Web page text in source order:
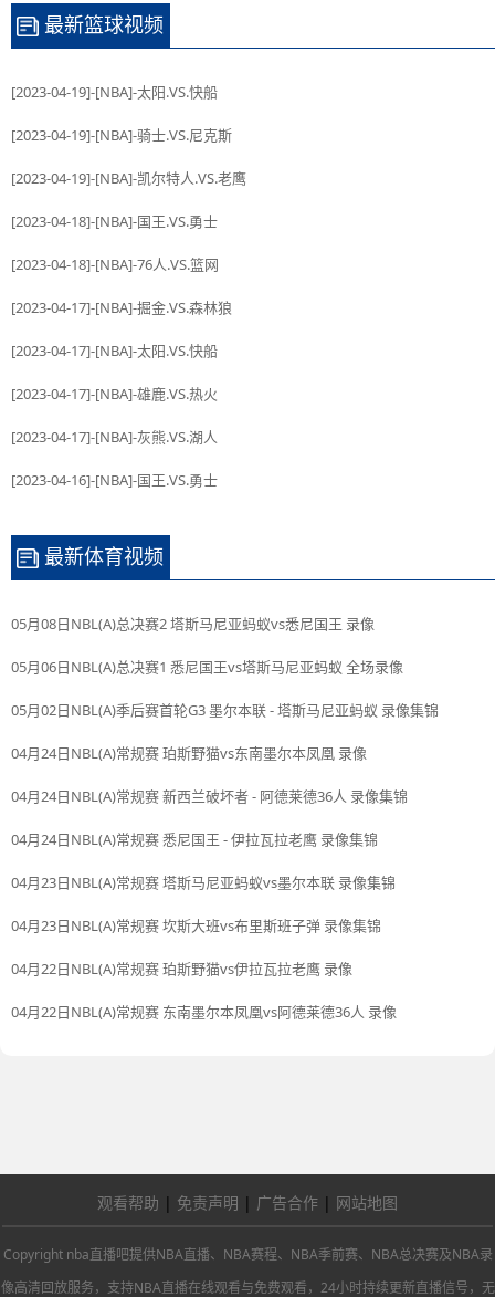
最新篮球视频
[2023-04-19]-[NBA]-太阳.VS.快船
[2023-04-19]-[NBA]-骑士.VS.尼克斯
[2023-04-19]-[NBA]-凯尔特人.VS.老鹰
[2023-04-18]-[NBA]-国王.VS.勇士
[2023-04-18]-[NBA]-76人.VS.篮网
[2023-04-17]-[NBA]-掘金.VS.森林狼
[2023-04-17]-[NBA]-太阳.VS.快船
[2023-04-17]-[NBA]-雄鹿.VS.热火
[2023-04-17]-[NBA]-灰熊.VS.湖人
[2023-04-16]-[NBA]-国王.VS.勇士
最新体育视频
05月08日NBL(A)总决赛2 塔斯马尼亚蚂蚁vs悉尼国王 录像
05月06日NBL(A)总决赛1 悉尼国王vs塔斯马尼亚蚂蚁 全场录像
05月02日NBL(A)季后赛首轮G3 墨尔本联 - 塔斯马尼亚蚂蚁 录像集锦
04月24日NBL(A)常规赛 珀斯野猫vs东南墨尔本凤凰 录像
04月24日NBL(A)常规赛 新西兰破坏者 - 阿德莱德36人 录像集锦
04月24日NBL(A)常规赛 悉尼国王 - 伊拉瓦拉老鹰 录像集锦
04月23日NBL(A)常规赛 塔斯马尼亚蚂蚁vs墨尔本联 录像集锦
04月23日NBL(A)常规赛 坎斯大班vs布里斯班子弹 录像集锦
04月22日NBL(A)常规赛 珀斯野猫vs伊拉瓦拉老鹰 录像
04月22日NBL(A)常规赛 东南墨尔本凤凰vs阿德莱德36人 录像
观看帮助 | 免责声明 | 广告合作 | 网站地图
Copyright nba直播吧提供NBA直播、NBA赛程、NBA季前赛、NBA总决赛及NBA录
像高清回放服务，支持NBA直播在线观看与免费观看，24小时持续更新直播信号，无